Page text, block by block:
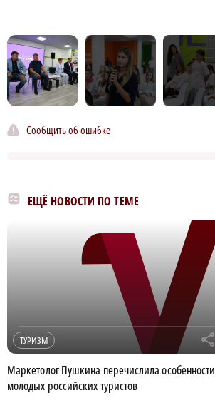
Сообщить об ошибке
ЕЩЁ НОВОСТИ ПО ТЕМЕ
ТУРИЗМ r
Маркетолог Пушкина перечислила особенности
молодых российских туристов